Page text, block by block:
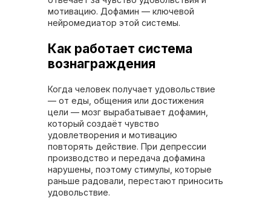
мотивацию. Дофамин — ключевой
нейромедиатор этой системы.
Как работает система
вознаграждения
Когда человек получает удовольствие
— от еды, общения или достижения
цели — мозг вырабатывает дофамин,
который создаёт чувство
удовлетворения и мотивацию
повторять действие. При депрессии
производство и передача дофамина
нарушены, поэтому стимулы, которые
раньше радовали, перестают приносить
удовольствие.